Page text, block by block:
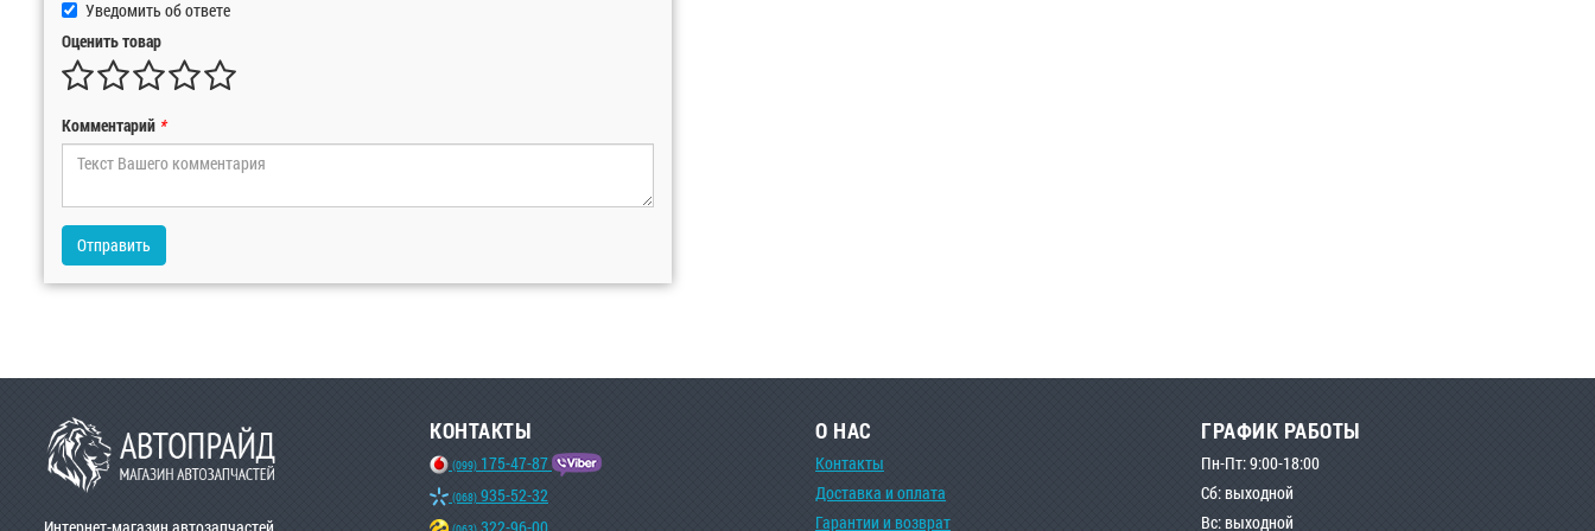
Уведомить об ответе
Оценить товар
Комментарий *
Отправить
КОНТАКТЫ
(099) 175-47-87
(068) 935-52-32
О НАС
Контакты
Доставка и оплата
Гарантии и возврат
ГРАФИК РАБОТЫ
Пн-Пт: 9:00-18:00
Сб: выходной
Вс: выходной